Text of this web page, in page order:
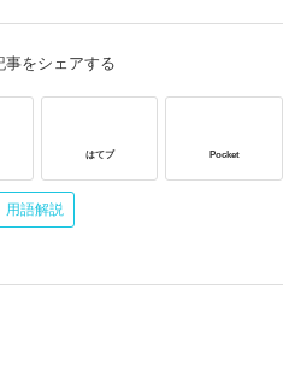
事をシェアする
はてブ Pocket
用語解説